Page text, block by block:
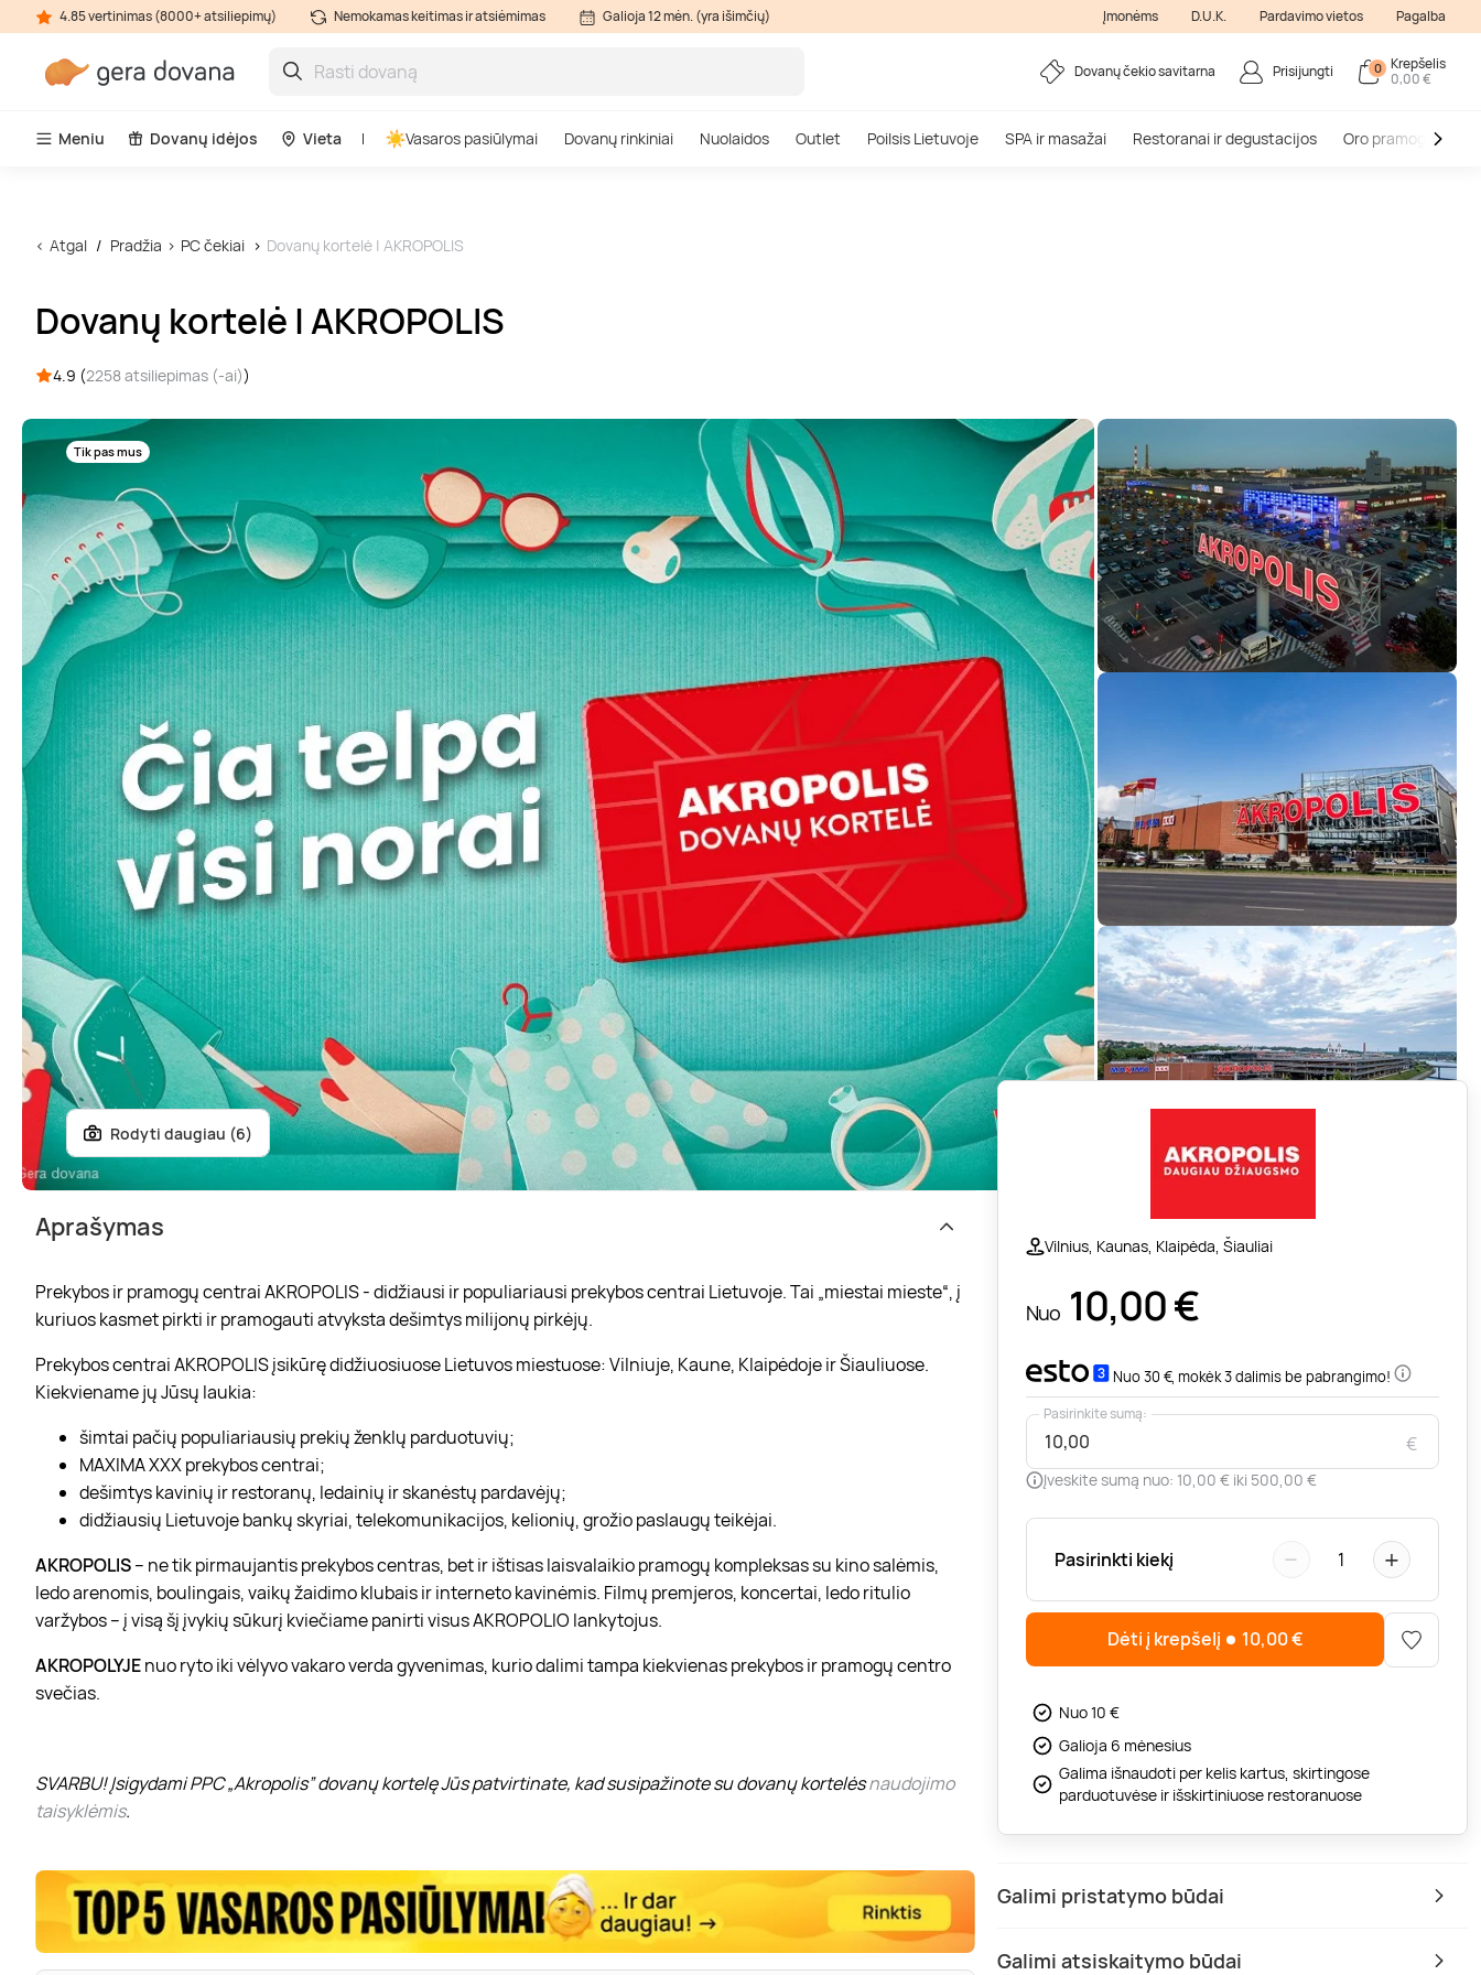
4.85 vertinimas (8000+ atsiliepimų) Nemokamas keitimas ir atsiėmimas Galioja 12 mėn. (yra išimčių) Įmonėms D.U.K. Pardavimo vietos Pagalba
Dovanų čekio savitarna Prisijungti 0 Krepšelis
0,00 €
Meniu Dovanų idėjos Vieta Vasaros pasiūlymai Dovanų rinkiniai Nuolaidos Outlet Poilsis Lietuvoje SPA ir masažai Restoranai ir degustacijos Oro pramogos
Atgal Pradžia PC čekiai Dovanų kortelė | AKROPOLIS
Dovanų kortelė | AKROPOLIS
4.9 (2258 atsiliepimas (-ai))
Tik pas mus
Rodyti daugiau (6)
Vilnius, Kaunas, Klaipėda, Šiauliai
Nuo 10,00€
Nuo 30 €, mokėk 3 dalimis be pabrangimo!
€
Pasirinkite sumą:
Įveskite sumą nuo: 10,00 € iki 500,00 €
Pasirinkti kiekį − 1 +
Dėti į krepšelį 10,00€
Nuo 10 €
Galioja 6 mėnesius
Galima išnaudoti per kelis kartus, skirtingose
parduotuvėse ir išskirtiniuose restoranuose
Galimi pristatymo būdai
Galimi atsiskaitymo būdai
Aprašymas
Prekybos ir pramogų centrai AKROPOLIS - didžiausi ir populiariausi prekybos centrai Lietuvoje. Tai „miestai mieste“, į
kuriuos kasmet pirkti ir pramogauti atvyksta dešimtys milijonų pirkėjų.
Prekybos centrai AKROPOLIS įsikūrę didžiuosiuose Lietuvos miestuose: Vilniuje, Kaune, Klaipėdoje ir Šiauliuose.
Kiekviename jų Jūsų laukia:
šimtai pačių populiariausių prekių ženklų parduotuvių;
MAXIMA XXX prekybos centrai;
dešimtys kavinių ir restoranų, ledainių ir skanėstų pardavėjų;
didžiausių Lietuvoje bankų skyriai, telekomunikacijos, kelionių, grožio paslaugų teikėjai.
AKROPOLIS– ne tik pirmaujantis prekybos centras, bet ir ištisas laisvalaikio pramogų kompleksas su kino salėmis,
ledo arenomis, boulingais, vaikų žaidimo klubais ir interneto kavinėmis. Filmų premjeros, koncertai, ledo ritulio
varžybos – į visą šį įvykių sūkurį kviečiame panirti visus AKROPOLIO lankytojus.
AKROPOLYJEnuo ryto iki vėlyvo vakaro verda gyvenimas, kurio dalimi tampa kiekvienas prekybos ir pramogų centro
svečias.
SVARBU! Įsigydami PPC „Akropolis” dovanų kortelę Jūs patvirtinate, kad susipažinote su dovanų kortelėsnaudojimo
taisyklėmis.